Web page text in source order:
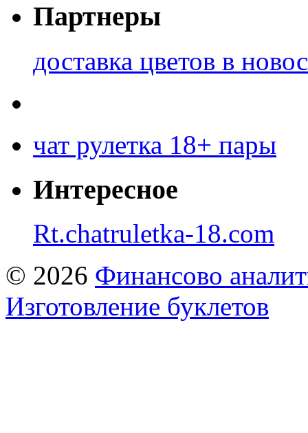
Партнеры
доставка цветов в
чат рулетка 18+ пары
Интересное
Rt.chatruletka-18.com
© 2026 Финансово
Изготовление буклетов